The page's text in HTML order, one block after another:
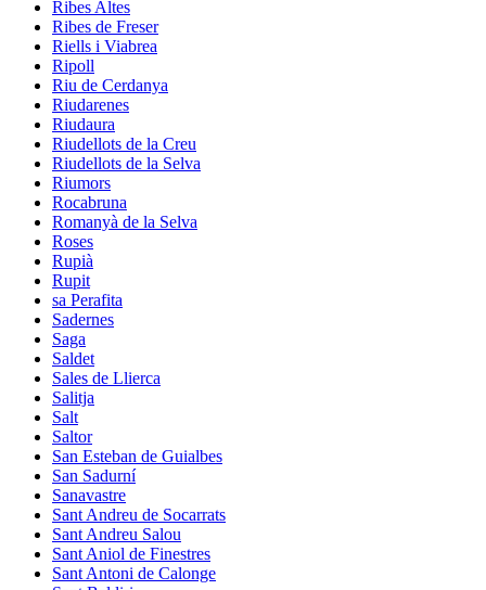
Ribes Altes
Ribes de Freser
Riells i Viabrea
Ripoll
Riu de Cerdanya
Riudarenes
Riudaura
Riudellots de la Creu
Riudellots de la Selva
Riumors
Rocabruna
Romanyà de la Selva
Roses
Rupià
Rupit
sa Perafita
Sadernes
Saga
Saldet
Sales de Llierca
Salitja
Salt
Saltor
San Esteban de Guialbes
San Sadurní
Sanavastre
Sant Andreu de Socarrats
Sant Andreu Salou
Sant Aniol de Finestres
Sant Antoni de Calonge